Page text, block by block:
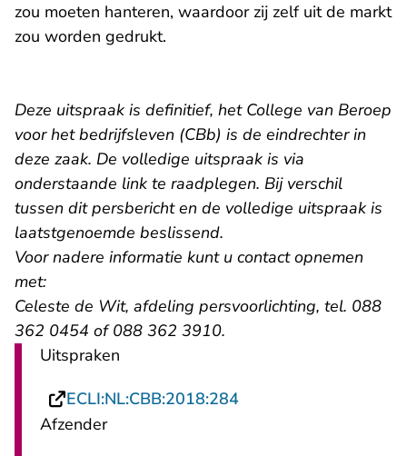
zou moeten hanteren, waardoor zij zelf uit de markt
zou worden gedrukt.
Deze uitspraak is definitief, het College van Beroep
voor het bedrijfsleven (CBb) is de eindrechter in
deze zaak. De volledige uitspraak is via
onderstaande link te raadplegen. Bij verschil
tussen dit persbericht en de volledige uitspraak is
laatstgenoemde beslissend.
Voor nadere informatie kunt u contact opnemen
met:
Celeste de Wit, afdeling persvoorlichting, tel. 088
362 0454 of 088 362 3910.
Uitspraken
ECLI:NL:CBB:2018:284- U verlaat
Afzender